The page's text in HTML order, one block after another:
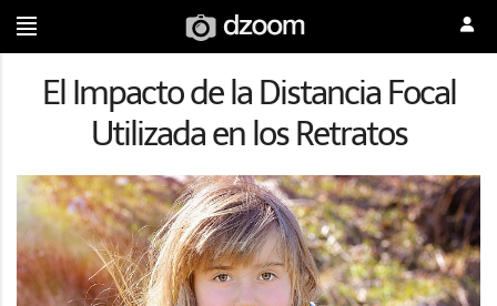
El Impacto de la Distancia Focal
Utilizada en los Retratos